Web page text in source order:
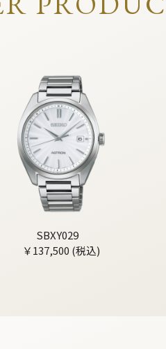
SBXY029
￥137,500 (税込)